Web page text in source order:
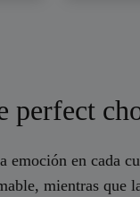
perfect
emoción en
mientras que